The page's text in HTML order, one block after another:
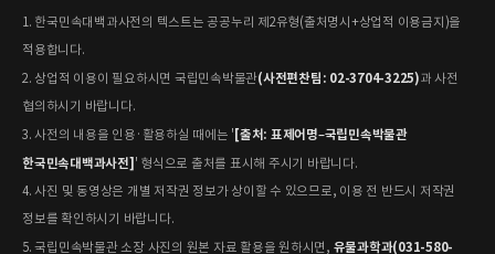
1. 한국민속대백과사전의 텍스트는 공공누리 제2유형(출처명시+상업적 이용금지)을
적용합니다.
2. 상업적 이용이 필요하시면 국립민속박물관(사전편찬팀: 02-3704-3225)과 사전
협의하시기 바랍니다.
3. 사전의 내용을 인용·활용하실 때에는 ' [출처: 표제어명–국립민속박물관
한국민속대백과사전] ' 형식으로 출처를 표시해 주시기 바랍니다.
4. 사진 및 동영상은 개별 저작권 정보가 상이할 수 있으므로, 이용 전 반드시 저작권
정보를 확인하시기 바랍니다.
5. 국립민속박물관 소장 사진의 원본 자료 활용을 원하시면, 유물과학과(031-580-